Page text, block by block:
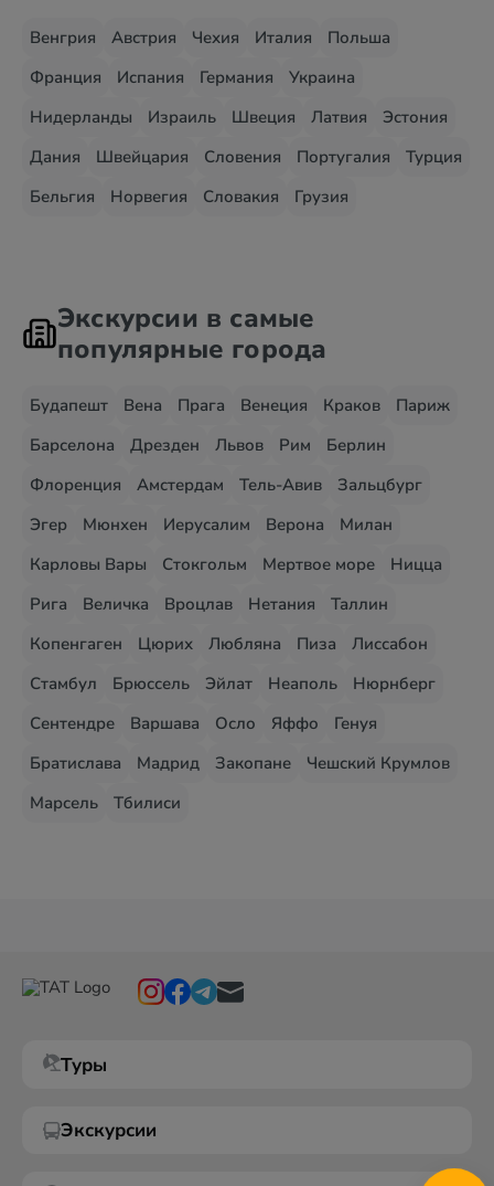
Венгрия Австрия Чехия Италия
Польша
Франция
Испания Германия
Украина
Нидерланды
Израиль Швеция Латвия
Эстония
Дания
Швейцария Словения Португалия
Турция
Бельгия
Норвегия Словакия Грузия
Экскурсии в самые
популярные города
Будапешт Вена Прага Венеция Краков
Париж
Барселона
Дрезден Львов Рим
Берлин
Флоренция
Амстердам Тель-Авив
Зальцбург
Эгер
Мюнхен Иерусалим Верона
Милан
Карловы Вары
Стокгольм Мертвое море
Ницца
Рига
Величка Вроцлав Нетания
Таллин
Копенгаген
Цюрих Любляна Пиза
Лиссабон
Стамбул
Брюссель Эйлат Неаполь
Нюрнберг
Сентендре
Варшава Осло Яффо
Генуя
Братислава
Мадрид Закопане
Чешский Крумлов
Марсель
Тбилиси
Туры
Экскурсии